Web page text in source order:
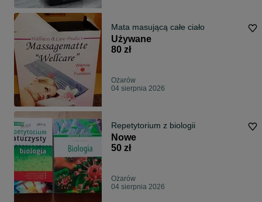
Mata masującą całe ciało
Używane
80 zł
Ożarów
04 sierpnia 2026
Repetytorium z biologii
Nowe
50 zł
Ożarów
04 sierpnia 2026